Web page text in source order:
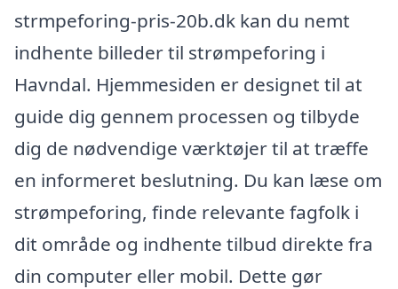
strmpeforing-pris-20b.dk kan du nemt
indhente billeder til strømpeforing i
Havndal. Hjemmesiden er designet til at
guide dig gennem processen og tilbyde
dig de nødvendige værktøjer til at træffe
en informeret beslutning. Du kan læse om
strømpeforing, finde relevante fagfolk i
dit område og indhente tilbud direkte fra
din computer eller mobil. Dette gør